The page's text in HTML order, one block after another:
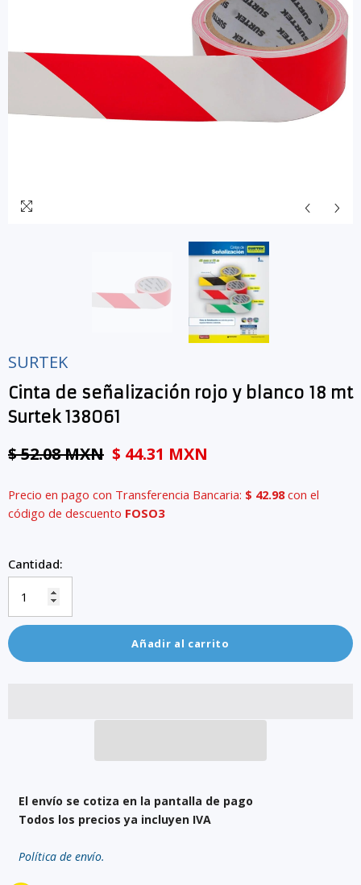
SURTEK
Cinta de señalización rojo y blanco 18 mt
Surtek 138061
$ 52.08 MXN $ 44.31 MXN
Precio en pago con Transferencia Bancaria: $ 42.98con el
código de descuento FOSO3
Cantidad:
Añadir al carrito
El envío se cotiza en la pantalla de pago
Todos los precios ya incluyen IVA
Política de envío.